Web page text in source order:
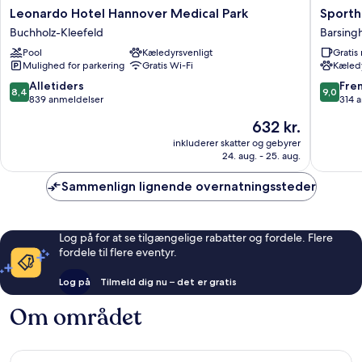
Leonardo
Hotel
Hannover
Medical
Park
Buchholz-
Kleefeld
Leonardo Hotel Hannover Medical Park
Buchholz-Kleefeld
Pool
Kæledyrsvenligt
Mulighed for parkering
Gratis Wi-Fi
8.4
ud
anmeldelser
8,4 Alletiders
839 anmeldelser
Prisen
632 kr.
632 kr.
inkluderer skatter og gebyrer
24. aug. - 25. aug.
Gratis
9.0
ud
9,0
314
Sammenlign lignende overnatningssteder
Log på for at se tilgængelige rabatter og fordele. Flere
fordele til flere eventyr.
Log på Tilmeld dig nu – det er gratis
Om området